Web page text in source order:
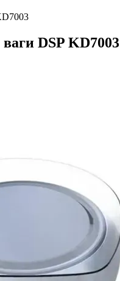
DSP KD7003